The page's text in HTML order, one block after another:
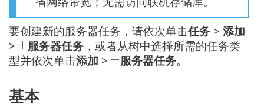
要创建新的服务器任务，请依次单击任务 > 添加
>
服务器任务 ，或者从树中选择所需的任务类
型并依次单击添加 > 服务器任务。
基本